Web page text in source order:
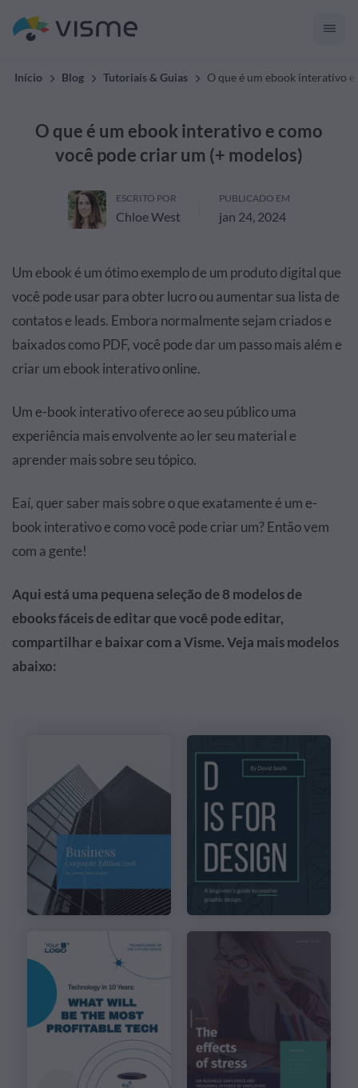
Início Blog Tutoriais & Guias O que é um ebook interativo
O que é um ebook interativo e como
você pode criar um (+ modelos)
ESCRITO POR
Chloe West
PUBLICADO EM
jan 24, 2024
Um ebook é um ótimo exemplo de um produto digital que
você pode usar para obter lucro ou aumentar sua lista de
contatos e leads. Embora normalmente sejam criados e
baixados como PDF, você pode dar um passo mais além e
criar um ebook interativo online.
Um e-book interativo oferece ao seu público uma
experiência mais envolvente ao ler seu material e
aprender mais sobre seu tópico.
Eaí, quer saber mais sobre o que exatamente é um e-
book interativo e como você pode criar um? Então vem
com a gente!
Aqui está uma pequena seleção de 8 modelos de
ebooks fáceis de editar que você pode editar,
compartilhar e baixar com a Visme. Veja mais modelos
abaixo: